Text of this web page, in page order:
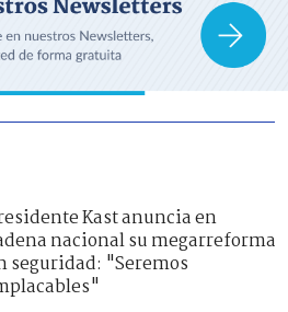
Kast anuncia en
nacional su megarreforma
seguridad: "Seremos